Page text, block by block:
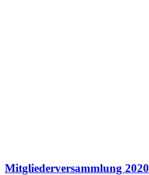
Mitgliederversammlung 2020